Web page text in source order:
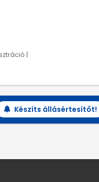
|
Készíts állásértesítőt!